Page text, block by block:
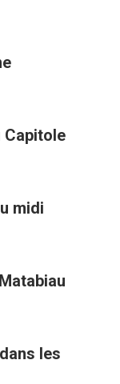
Capitole
midi
les